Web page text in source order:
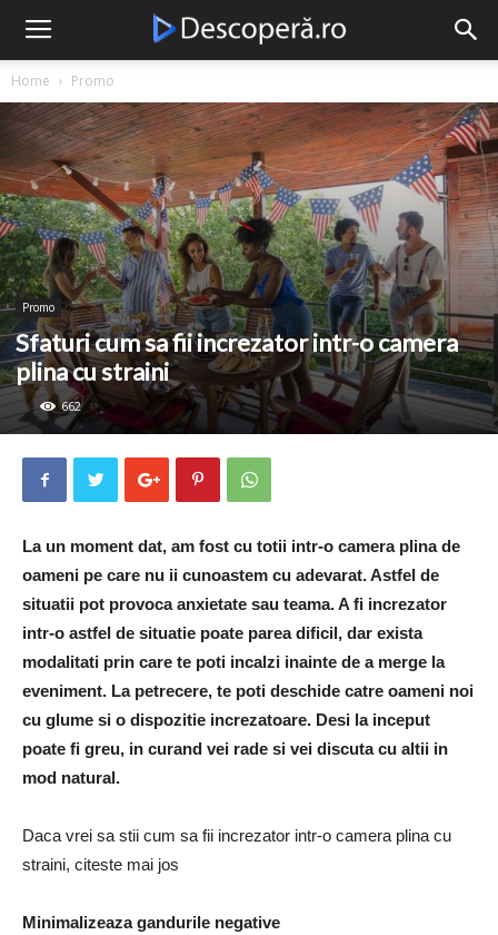
Descopera
Home Promo
Promo
Sfaturi cum sa fii increzator intr-o camera
plina cu straini
662
La un moment dat, am fost cu totii intr-o camera plina de
oameni pe care nu ii cunoastem cu adevarat. Astfel de
situatii pot provoca anxietate sau teama. A fi increzator
intr-o astfel de situatie poate parea dificil, dar exista
modalitati prin care te poti incalzi inainte de a merge la
eveniment. La petrecere, te poti deschide catre oameni noi
cu glume si o dispozitie increzatoare. Desi la inceput
poate fi greu, in curand vei rade si vei discuta cu altii in
mod natural.
Daca vrei sa stii cum sa fii increzator intr-o camera plina cu
straini, citeste mai jos
Minimalizeaza gandurile negative